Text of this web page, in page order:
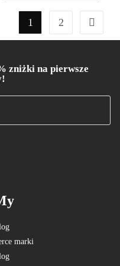
1 2
zniżki na pierwsze
marki